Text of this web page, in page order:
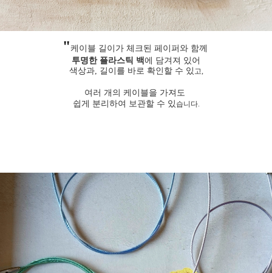
"케이블 길이가 체크된 페이퍼와 함께
투명한 플라스틱 백에 담겨져 있어
색상과, 길이를 바로 확인할 수 있 고,
여러 개의 케이블을 가져도
쉽게 분리하여 보관할 수 있 습니다.